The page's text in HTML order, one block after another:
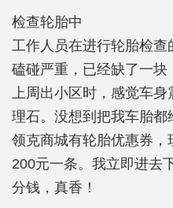
检查轮胎中
工作人员在进行轮胎检
磕碰严重，已经缺了一块
上周出小区时，感觉车
理石。没想到把我车胎都
领克商城有轮胎优惠券
200元一条。我立即进去
分钱，真香！